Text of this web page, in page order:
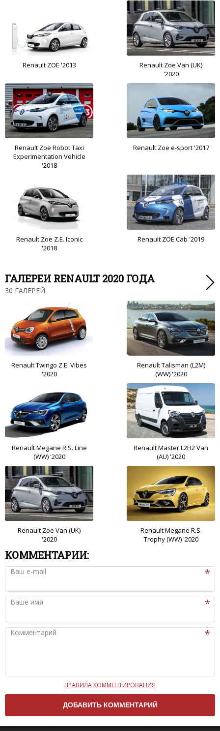
Renault ZOE '2013
Renault Zoe Van (UK)
'2020
Renault Zoe Robot Taxi
Experimentation Vehicle
'2018
Renault Zoe e-sport '2017
Renault Zoe Z.E. Iconic
'2018
Renault ZOE Cab '2019
ГАЛЕРЕИ RENAULT 2020 ГОДА
30 ГАЛЕРЕЙ
Renault Twingo Z.E. Vibes
'2020
Renault Talisman (L2M)
(WW) '2020
Renault Megane R.S. Line
(WW) '2020
Renault Master L2H2 Van
(AU) '2020
Renault Zoe Van (UK)
'2020
Renault Megane R.S.
Trophy (WW) '2020
КОММЕНТАРИИ:
Ваш e-mail
Ваше имя
Комментарий
Чтобы ваш комментарий был опубликован на сайте,
вам нужно придерживаться следующих правил:
Комментарий не может быть слишком
ПРАВИЛА КОММЕНТИРОВАНИЯ